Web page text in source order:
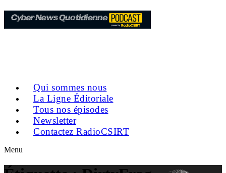
Qui sommes nous
La Ligne Éditoriale
Tous nos épisodes
Newsletter
Contactez RadioCSIRT
Menu